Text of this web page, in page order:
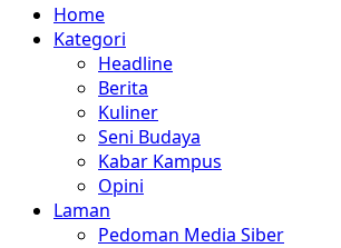
Home
Kategori
Headline
Berita
Kuliner
Seni Budaya
Kabar Kampus
Opini
Laman
Pedoman Media Siber